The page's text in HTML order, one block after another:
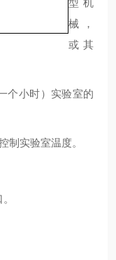
型机
械，
或其
个小时）实验室的
制实验室温度。